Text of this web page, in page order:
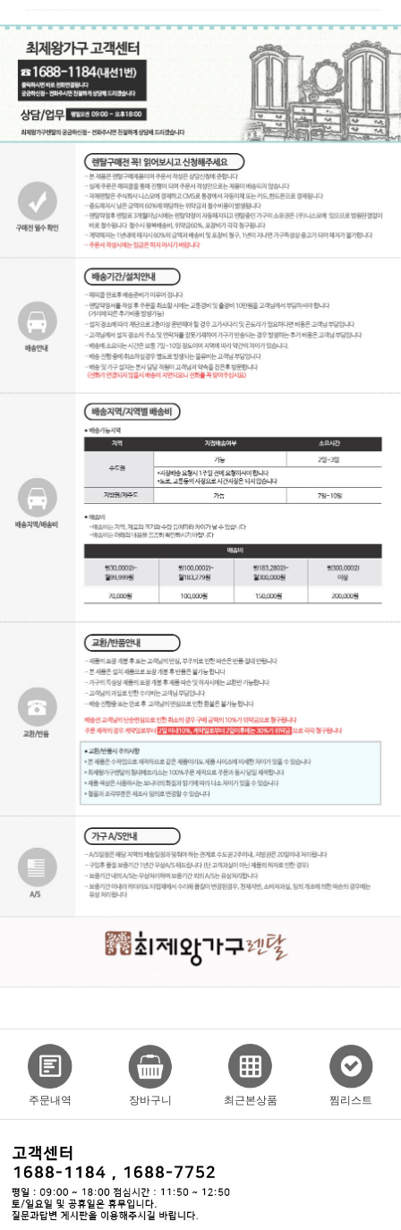
주문내역 장바구니 최근본상품 찜리스트